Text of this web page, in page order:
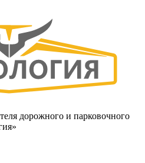
дорожного и парковочного